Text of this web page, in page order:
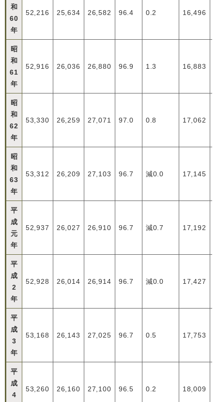
和
60
年
52,216 25,634 26,582 96.4 0.2 16,496
昭
和
61
年
52,916 26,036 26,880 96.9 1.3 16,883
昭
和
62
年
53,330 26,259 27,071 97.0 0.8 17,062
昭
和
63
年
53,312 26,209 27,103 96.7 減0.0 17,145
平
成
元
年
52,937 26,027 26,910 96.7 減0.7 17,192
平
成
2
年
52,928 26,014 26,914 96.7 減0.0 17,427
平
成
3
年
53,168 26,143 27,025 96.7 0.5 17,753
平
成
4
53,260 26,160 27,100 96.5 0.2 18,009